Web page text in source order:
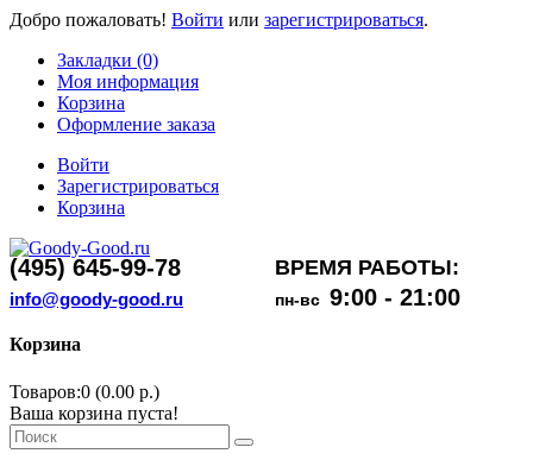
Добро пожаловать! Войти или зарегистрироваться.
Закладки (0)
Моя информация
Корзина
Оформление заказа
Войти
Зарегистрироваться
Корзина
(495) 645-99-78 ВРЕМЯ РАБОТЫ:
info@goody-good.ru пн-вс 9:00 - 21:00
Корзина
Товаров:0 (0.00 р.)
Ваша корзина пуста!